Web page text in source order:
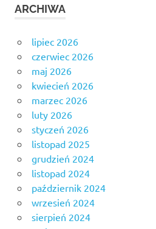
ARCHIWA
lipiec 2026
czerwiec 2026
maj 2026
kwiecień 2026
marzec 2026
luty 2026
styczeń 2026
listopad 2025
grudzień 2024
listopad 2024
październik 2024
wrzesień 2024
sierpień 2024